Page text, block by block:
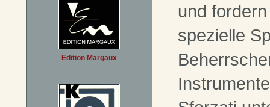
Edition Margaux
und
spezielle